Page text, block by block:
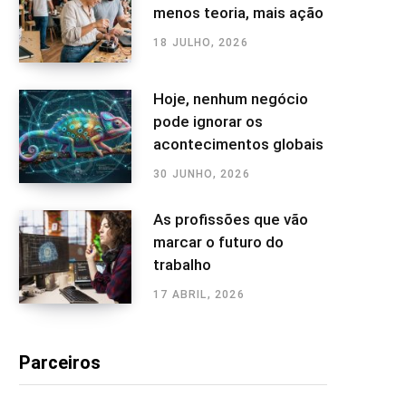
menos teoria, mais ação
18 JULHO, 2026
Hoje, nenhum negócio
pode ignorar os
acontecimentos globais
30 JUNHO, 2026
As profissões que vão
marcar o futuro do
trabalho
17 ABRIL, 2026
Parceiros